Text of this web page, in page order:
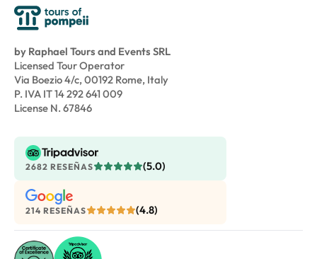
by Raphael Tours and Events SRL
Licensed Tour Operator
Via Boezio 4/c, 00192 Rome, Italy
P. IVA IT 14 292 641 009
License N. 67846
2682 RESEÑAS (5.0)
214 RESEÑAS (4.8)